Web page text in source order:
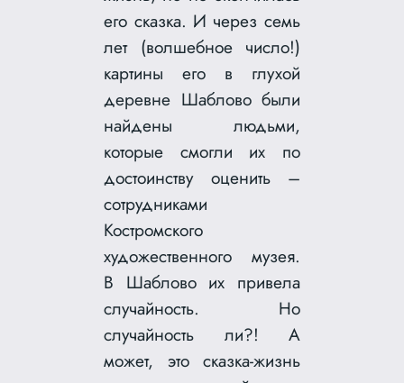
его сказка. И через семь
лет (волшебное число!)
картины его в глухой
деревне Шаблово были
найдены людьми,
которые смогли их по
достоинству оценить –
сотрудниками
Костромского
художественного музея.
В Шаблово их привела
случайность. Но
случайность ли?! А
может, это сказка-жизнь